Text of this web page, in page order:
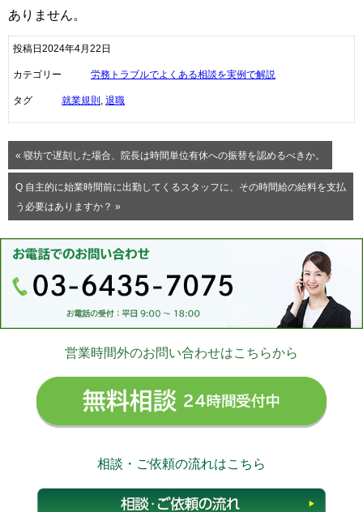
ありません。
投稿日2024年4月22日
カテゴリー 労務トラブルでよくある相談を実例で解説
タグ 就業規則 退職
« 寝坊で遅刻した場合、院長は時間単位有休への振替を認めるべきか。
Q 自主的に始業時間前に出勤してくるスタッフに、その時間給の給料を支払
う必要はありますか？ »
営業時間外のお問い合わせはこちらから
相談・ご依頼の流れはこちら